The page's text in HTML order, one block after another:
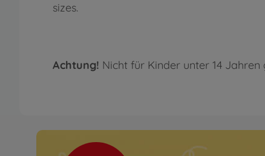
sizes.
Achtung! Nicht für Kinder unter 14 Jahren